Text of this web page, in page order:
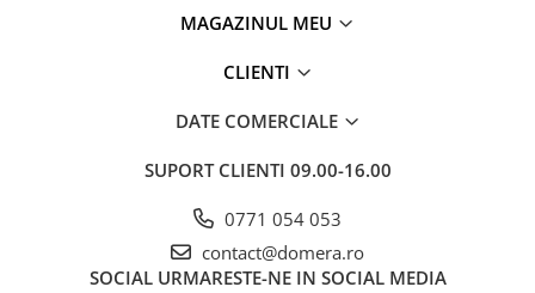
MAGAZINUL MEU
CLIENTI
DATE COMERCIALE
SUPORT CLIENTI 09.00-16.00
0771 054 053
contact@domera.ro
SOCIAL URMARESTE-NE IN SOCIAL MEDIA